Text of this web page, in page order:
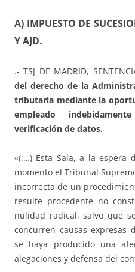
A) IMPUESTO DE
Y AJD.
.- TSJ DE MADRID,
del derecho de la
tributaria mediante la
empleado
verificación de datos.
«(:…) Esta Sala, a la espera
momento el Tribunal
incorrecta de un
resulte procedente no
nulidad radical, salvo que
concurren causas expresas
se haya producido una
alegaciones y defensa del